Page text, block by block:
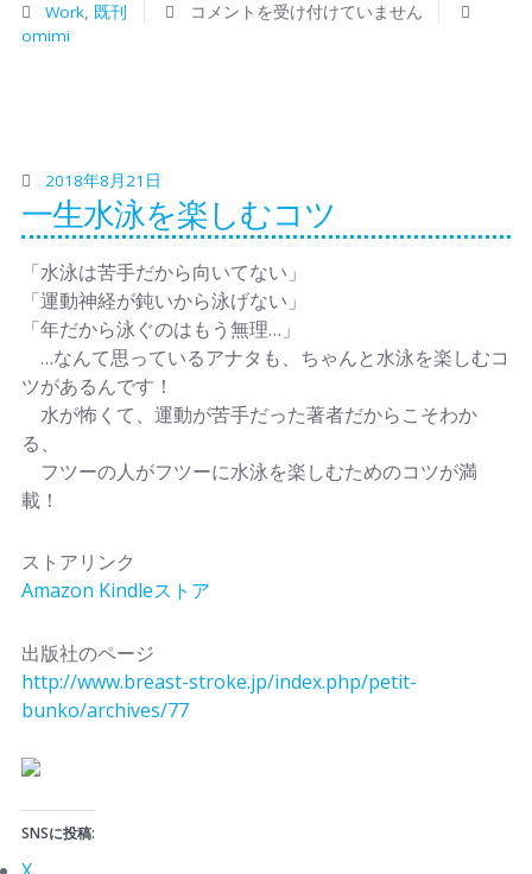
Work, 既刊
コメントを受け付けていません
omimi
2018年8月21日
一生水泳を楽しむコツ
「水泳は苦手だから向いてない」
「運動神経が鈍いから泳げない」
「年だから泳ぐのはもう無理…」
…なんて思っているアナタも、ちゃんと水泳を楽しむコ
ツがあるんです！
水が怖くて、運動が苦手だった著者だからこそわか
る、
フツーの人がフツーに水泳を楽しむためのコツが満
載！
ストアリンク
Amazon Kindleストア
出版社のページ
http://www.breast-stroke.jp/index.php/petit-
bunko/archives/77
SNSに投稿: